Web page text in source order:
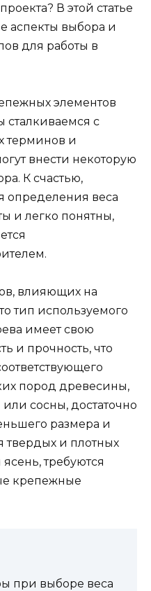
В этой статье
аспекты выбора и
для работы в
элементов
сталкиваемся с
терминов и
внести некоторую
К счастью,
определения веса
и легко понятны,
влияющих на
тип используемого
имеет свою
и прочность, что
пород древесины,
сосны, достаточно
размера и
твердых и плотных
требуются
крепежные
при выборе веса